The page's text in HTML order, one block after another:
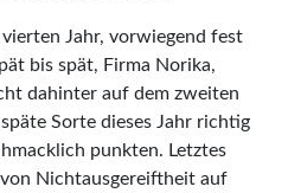
Jahr, vorwiegend fest
bis spät, Firma Norika,
dahinter auf dem zweiten
Sorte dieses Jahr richtig
punkten. Letztes
Nichtausgereiftheit auf